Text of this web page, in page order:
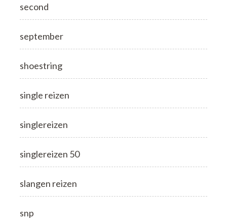
second
september
shoestring
single reizen
singlereizen
singlereizen 50
slangen reizen
snp